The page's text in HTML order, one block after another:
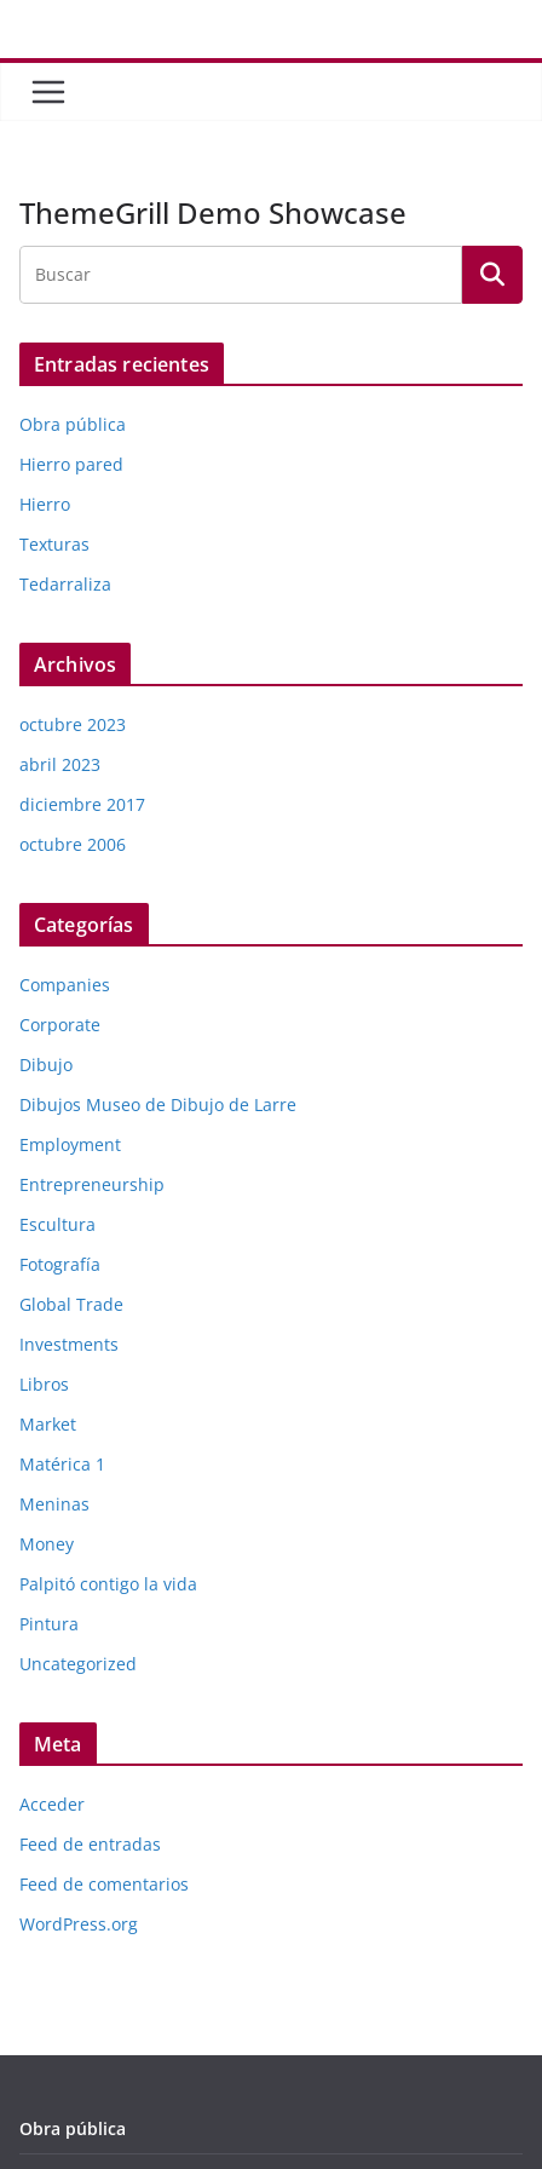
contenido
ThemeGrill Demo Showcase
Entradas recientes
Obra pública
Hierro pared
Hierro
Texturas
Tedarraliza
Archivos
octubre 2023
abril 2023
diciembre 2017
octubre 2006
Categorías
Companies
Corporate
Dibujo
Dibujos Museo de Dibujo de Larre
Employment
Entrepreneurship
Escultura
Fotografía
Global Trade
Investments
Libros
Market
Matérica 1
Meninas
Money
Palpitó contigo la vida
Pintura
Uncategorized
Meta
Acceder
Feed de entradas
Feed de comentarios
WordPress.org
Obra pública